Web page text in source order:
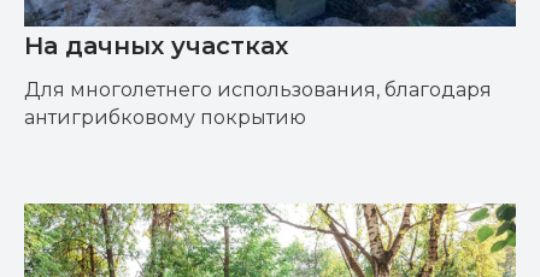
На дачных участках
Для многолетнего использования, благодаря
антигрибковому покрытию